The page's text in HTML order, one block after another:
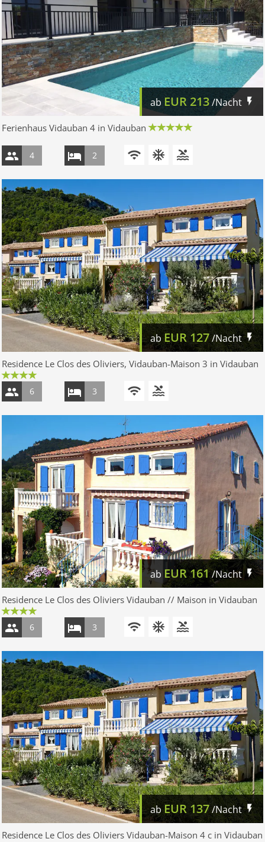
ab EUR 213/Nacht
Ferienhaus Vidauban 4 in Vidauban
4 2
abEUR127/Nacht
Residence Le Clos des Oliviers, Vidauban-Maison 3 in Vidauban
6 3
ab EUR161/Nacht
Residence Le Clos des Oliviers Vidauban // Maison in Vidauban
6 3
abEUR137/Nacht
Residence Le Clos des Oliviers Vidauban-Maison 4 c in Vidauban